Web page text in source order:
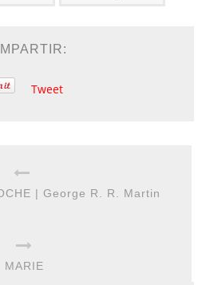
Tweet
| George R. R. Martin
MARIE